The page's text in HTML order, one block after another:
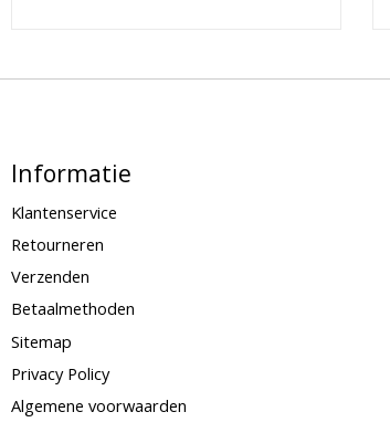
Informatie
Klantenservice
Retourneren
Verzenden
Betaalmethoden
Sitemap
Privacy Policy
Algemene voorwaarden